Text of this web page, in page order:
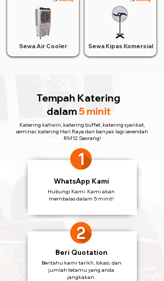
Sewa Air Cooler Sewa Kipas Komersial
Tempah Katering
dalam5 minit
Katering kahwin, katering buffet, katering syarikat,
seminar, katering Hari Raya dan banyak lagi serendah
RM12 Seorang!
WhatsApp Kami
Hubungi Kami. Kami akan
membalas dalam 5 minit!
Beri Quotation
Beritahu kami tarikh, lokasi, dan
jumlah tetamu yang anda
jangkakan.